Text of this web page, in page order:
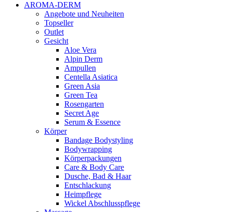
AROMA-DERM
Angebote und Neuheiten
Topseller
Outlet
Gesicht
Aloe Vera
Alpin Derm
Ampullen
Centella Asiatica
Green Asia
Green Tea
Rosengarten
Secret Age
Serum & Essence
Körper
Bandage Bodystyling
Bodywrapping
Körperpackungen
Care & Body Care
Dusche, Bad & Haar
Entschlackung
Heimpflege
Wickel Abschlusspflege